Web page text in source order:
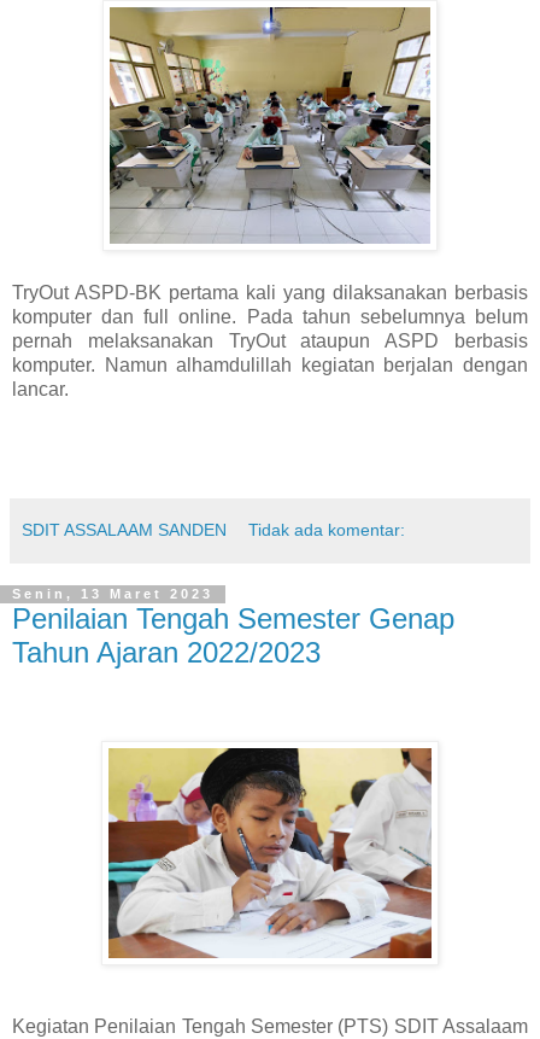
TryOut ASPD-BK pertama kali yang dilaksanakan berbasis
komputer dan full online. Pada tahun sebelumnya belum
pernah melaksanakan TryOut ataupun ASPD berbasis
komputer. Namun alhamdulillah kegiatan berjalan dengan
lancar.
SDIT ASSALAAM SANDEN Tidak ada komentar:
Senin, 13 Maret 2023
Penilaian Tengah Semester Genap
Tahun Ajaran 2022/2023
Kegiatan Penilaian Tengah Semester (PTS) SDIT Assalaam